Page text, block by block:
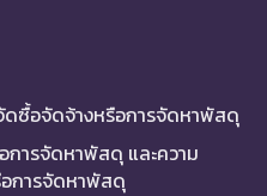
ดซื้อจัดจ้างหรือการจัดหาพัสดุ
การจัดหาพัสดุ และความ
การจัดหาพัสดุ